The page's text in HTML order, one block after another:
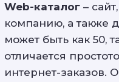
Web-каталог –
компанию, а также
может быть как 50,
отличается
интернет-заказов.